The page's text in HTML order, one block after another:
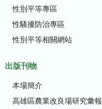
性別平等專區
性騷擾防治專區
性別平等相關網站
出版刊物
本場簡介
高雄區農業改良場研究彙報